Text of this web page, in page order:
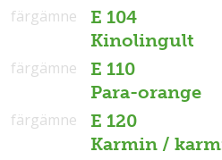
E 104
Kinolingult
färgämne
E 110
Para-orange
färgämne
E 120
Karmin /
färgämne